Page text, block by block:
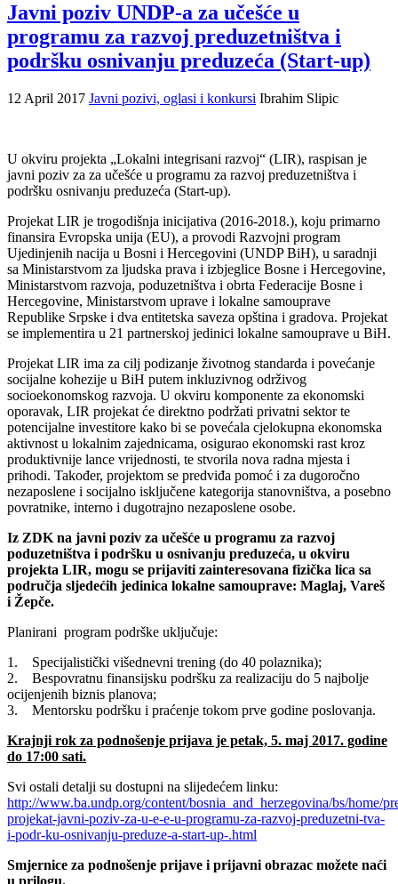
Javni poziv UNDP-a za učešće u
programu za razvoj preduzetništva i
podršku osnivanju preduzeća (Start-up)
12 April 2017 Javni pozivi, oglasi i konkursi Ibrahim Slipic
U okviru projekta „Lokalni integrisani razvoj“ (LIR), raspisan je
javni poziv za za učešće u programu za razvoj preduzetništva i
podršku osnivanju preduzeća (Start-up).
Projekat LIR je trogodišnja inicijativa (2016-2018.), koju primarno
finansira Evropska unija (EU), a provodi Razvojni program
Ujedinjenih nacija u Bosni i Hercegovini (UNDP BiH), u saradnji
sa Ministarstvom za ljudska prava i izbjeglice Bosne i Hercegovine,
Ministarstvom razvoja, poduzetništva i obrta Federacije Bosne i
Hercegovine, Ministarstvom uprave i lokalne samouprave
Republike Srpske i dva entitetska saveza opština i gradova. Projekat
se implementira u 21 partnerskoj jedinici lokalne samouprave u BiH.
Projekat LIR ima za cilj podizanje životnog standarda i povećanje
socijalne kohezije u BiH putem inkluzivnog održivog
socioekonomskog razvoja. U okviru komponente za ekonomski
oporavak, LIR projekat će direktno podržati privatni sektor te
potencijalne investitore kako bi se povećala cjelokupna ekonomska
aktivnost u lokalnim zajednicama, osigurao ekonomski rast kroz
produktivnije lance vrijednosti, te stvorila nova radna mjesta i
prihodi. Također, projektom se predviđa pomoć i za dugoročno
nezaposlene i socijalno isključene kategorija stanovništva, a posebno
povratnike, interno i dugotrajno nezaposlene osobe.
Iz ZDK na javni poziv za učešće u programu za razvoj
poduzetništva i podršku u osnivanju preduzeća, u okviru
projekta LIR, mogu se prijaviti zainteresovana fizička lica sa
područja sljedećih jedinica lokalne samouprave: Maglaj, Vareš
i Žepče.
Planirani program podrške uključuje:
1. Specijalistički višednevni trening (do 40 polaznika);
2. Bespovratnu finansijsku podršku za realizaciju do 5 najbolje
ocijenjenih biznis planova;
3. Mentorsku podršku i praćenje tokom prve godine poslovanja.
Krajnji rok za podnošenje prijava je petak, 5. maj 2017. godine
do 17:00 sati.
Svi ostali detalji su dostupni na slijedećem linku:
http://www.ba.undp.org/content/bosnia_and_herzegovina/bs/home/
projekat-javni-poziv-za-u-e-e-u-programu-za-razvoj-preduzetni-tva-
i-podr-ku-osnivanju-preduze-a-start-up-.html
Smjernice za podnošenje prijave i prijavni obrazac možete naći